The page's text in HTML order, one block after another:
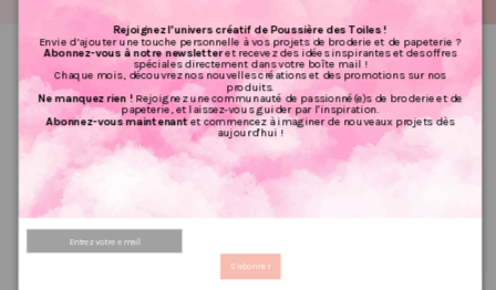
Réf 006 Feuille
d’autocollants, Stickers
pour Bullet Journal
Automne
2,08 €
1.67 €
PRIX VIP👑
Réf 001 Carte postale carpe
koï postcrossing
scrapbooking
correspondance écriture
1,87 €
1.50 €
PRIX VIP👑
Rejoignez l’univers créatif de Poussière des Toiles !
Envie d’ajouter une touche personnelle à vos projets de broderie et de papeterie ?
Abonnez-vous à notre newsletteret recevez des idées inspirantes et des offres
spéciales directement dans votre boîte mail !
Chaque mois, découvrez nos nouvelles créations et des promotions sur nos
produits.
Ne manquez rien !Rejoignez une communauté de passionné(e)s de broderie et de
papeterie, et laissez-vous guider par l'inspiration.
Abonnez-vous maintenantet commencez à imaginer de nouveaux projets dès
aujourd'hui !
S'abonner